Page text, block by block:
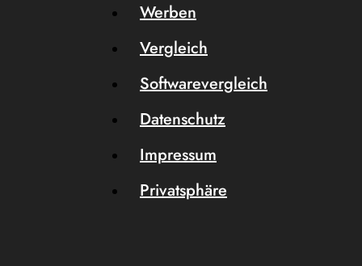
Werben
Vergleich
Softwarevergleich
Datenschutz
Impressum
Privatsphäre